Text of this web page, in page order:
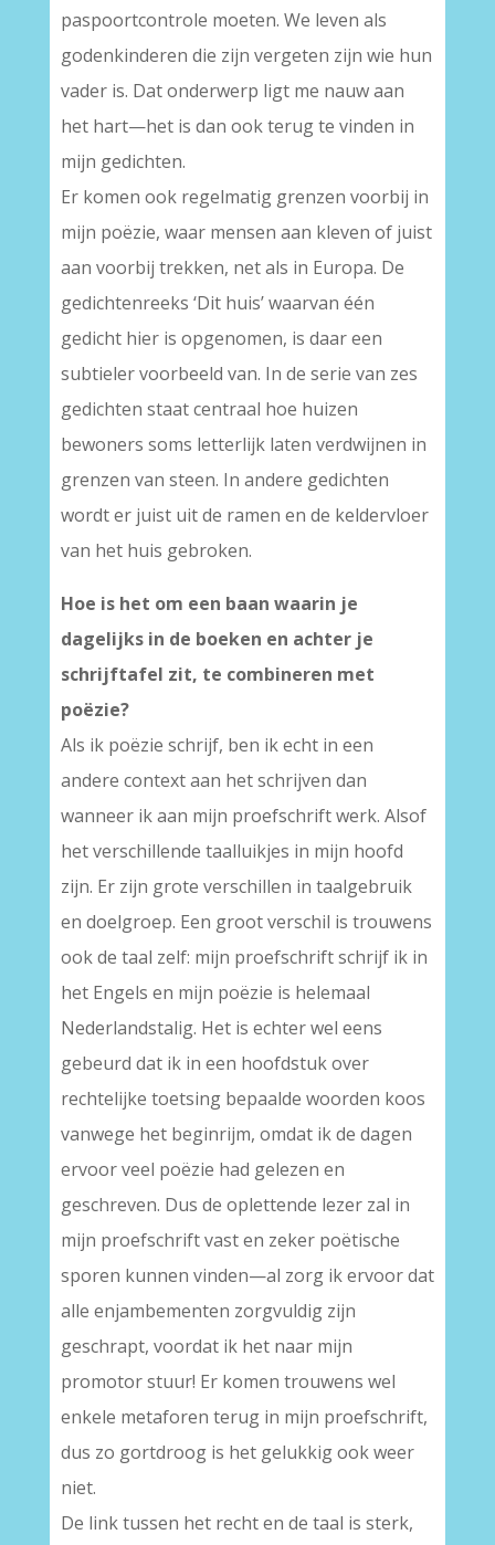
paspoortcontrole moeten. We leven als
godenkinderen die zijn vergeten zijn wie hun
vader is. Dat onderwerp ligt me nauw aan
het hart—het is dan ook terug te vinden in
mijn gedichten.
Er komen ook regelmatig grenzen voorbij in
mijn poëzie, waar mensen aan kleven of juist
aan voorbij trekken, net als in Europa. De
gedichtenreeks ‘Dit huis’ waarvan één
gedicht hier is opgenomen, is daar een
subtieler voorbeeld van. In de serie van zes
gedichten staat centraal hoe huizen
bewoners soms letterlijk laten verdwijnen in
grenzen van steen. In andere gedichten
wordt er juist uit de ramen en de keldervloer
van het huis gebroken.
Hoe is het om een baan waarin je
dagelijks in de boeken en achter je
schrijftafel zit, te combineren met
poëzie?
Als ik poëzie schrijf, ben ik echt in een
andere context aan het schrijven dan
wanneer ik aan mijn proefschrift werk. Alsof
het verschillende taalluikjes in mijn hoofd
zijn. Er zijn grote verschillen in taalgebruik
en doelgroep. Een groot verschil is trouwens
ook de taal zelf: mijn proefschrift schrijf ik in
het Engels en mijn poëzie is helemaal
Nederlandstalig. Het is echter wel eens
gebeurd dat ik in een hoofdstuk over
rechtelijke toetsing bepaalde woorden koos
vanwege het beginrijm, omdat ik de dagen
ervoor veel poëzie had gelezen en
geschreven. Dus de oplettende lezer zal in
mijn proefschrift vast en zeker poëtische
sporen kunnen vinden—al zorg ik ervoor dat
alle enjambementen zorgvuldig zijn
geschrapt, voordat ik het naar mijn
promotor stuur! Er komen trouwens wel
enkele metaforen terug in mijn proefschrift,
dus zo gortdroog is het gelukkig ook weer
niet.
De link tussen het recht en de taal is sterk,